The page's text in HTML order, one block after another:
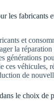
les fabricants
et
la réparation
générations
ces véhicules,
de
le choix de